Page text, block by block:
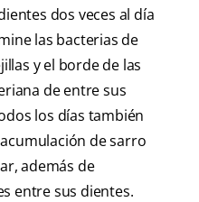
dos veces al día
las bacterias de
y el borde de las
de entre sus
los días también
de sarro
además de
entre sus dientes.